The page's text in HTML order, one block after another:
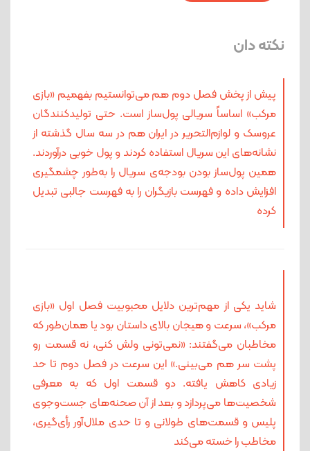
نکته دان
پیش از پخش فصل دوم هم می‌توانستیم بفهمیم «بازی
مرکب» اساساً سریالی پول‌ساز است. حتی تولیدکنندگان
عروسک و لوازم‌التحریر در ایران هم در سه سال گذشته از
نشانه‌های این سریال استفاده کردند و پول خوبی درآوردند.
همین پول‌ساز بودن بودجه‌ی سریال را به‌طور چشمگیری
افزایش داده و فهرست بازیگران را به فهرست جالبی تبدیل
کرده
شاید یکی از مهم‌ترین دلایل محبوبیت فصل اول «بازی
مرکب»، سرعت و هیجان بالای داستان بود یا همان‌طور که
مخاطبان می‌گفتند: «نمی‌تونی ولش کنی، نه قسمت رو
پشت سر هم می‌بینی.» این سرعت در فصل دوم تا حد
زیادی کاهش یافته. دو قسمت اول که به معرفی
شخصیت‌ها می‌پردازد و بعد از آن صحنه‌های جست‌وجوی
پلیس و قسمت‌های طولانی و تا حدی ملال‌آور رأی‌گیری،
مخاطب را خسته می‌کند